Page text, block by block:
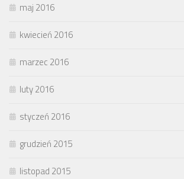
maj 2016
kwiecień 2016
marzec 2016
luty 2016
styczeń 2016
grudzień 2015
listopad 2015